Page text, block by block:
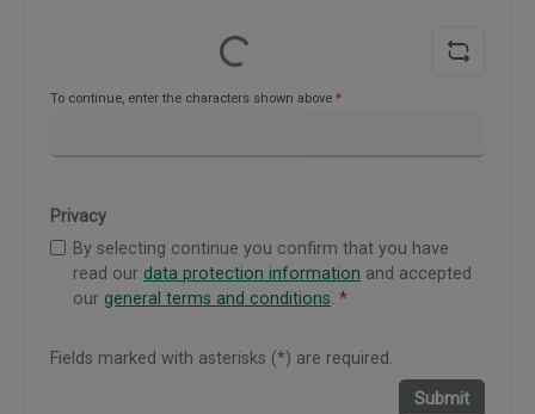
Loading...
To continue, enter the characters shown above *
Privacy
By selecting continue you confirm that you have
read our data protection information and accepted
our general terms and conditions.*
Fields marked with asterisks (*) are required.
Submit